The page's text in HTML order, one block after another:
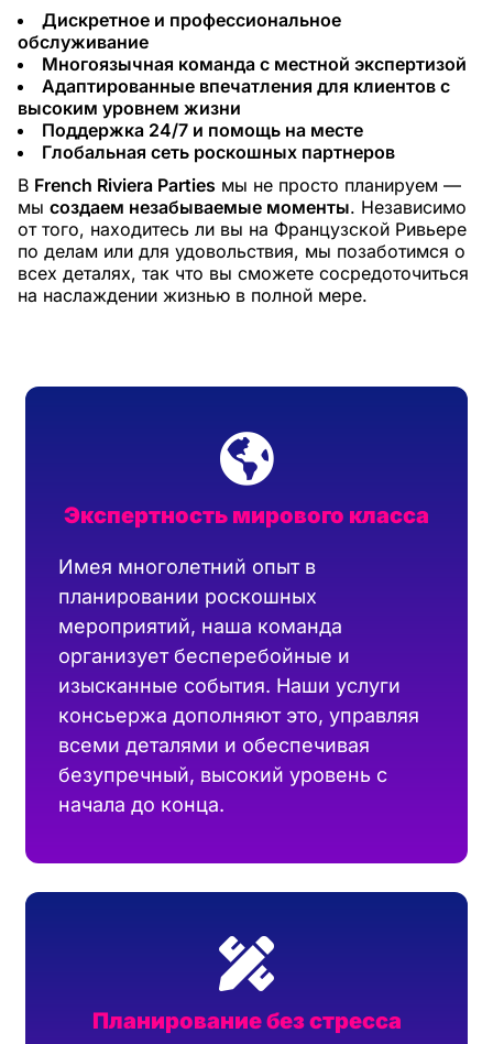
Дискретное и профессиональное
обслуживание
Многоязычная команда с местной экспертизой
Адаптированные впечатления для клиентов с
высоким уровнем жизни
Поддержка 24/7 и помощь на месте
Глобальная сеть роскошных партнеров
В French Riviera Parties мы не просто планируем —
мы создаем незабываемые моменты. Независимо
от того, находитесь ли вы на Французской Ривьере
по делам или для удовольствия, мы позаботимся о
всех деталях, так что вы сможете сосредоточиться
на наслаждении жизнью в полной мере.
Экспертность мирового класса
Имея многолетний опыт в
планировании роскошных
мероприятий, наша команда
организует бесперебойные и
изысканные события. Наши услуги
консьержа дополняют это, управляя
всеми деталями и обеспечивая
безупречный, высокий уровень с
начала до конца.
Планирование без стресса